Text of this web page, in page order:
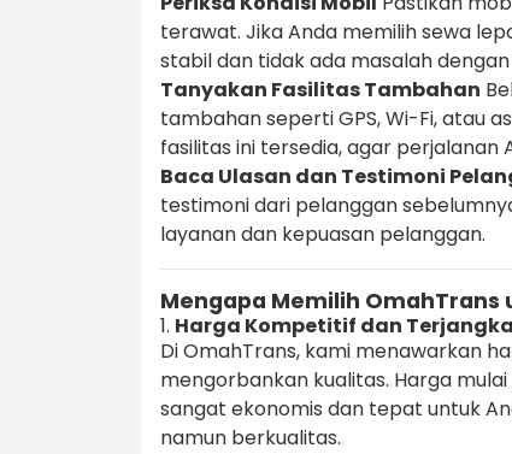
terawat. Jika Anda memilih sewa
stabil dan tidak ada masalah
Tanyakan Fasilitas Tambahan
tambahan seperti GPS, Wi-Fi, atau
fasilitas ini tersedia, agar perjalanan
Baca Ulasan dan Testimoni
testimoni dari pelanggan
layanan dan kepuasan pelanggan.
Mengapa Memilih OmahTrans
1. Harga Kompetitif dan
Di OmahTrans, kami menawarkan
mengorbankan kualitas. Harga mulai
sangat ekonomis dan tepat untuk
namun berkualitas.